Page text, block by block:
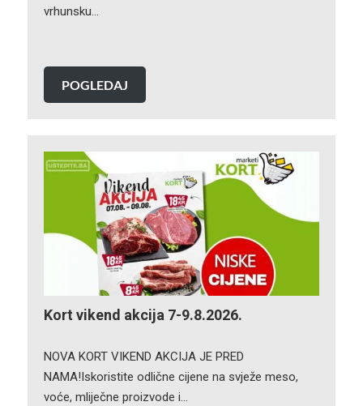
vrhunsku…
POGLEDAJ
Kort vikend akcija 7-9.8.2026.
NOVA KORT VIKEND AKCIJA JE PRED
NAMA!Iskoristite odlične cijene na svježe meso,
voće, mliječne proizvode i…